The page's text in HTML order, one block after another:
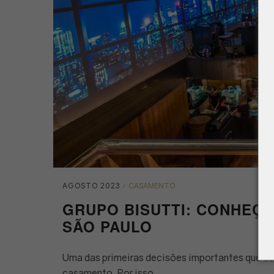
Posted
AGOSTO 2023
POSTED
CASAMENTO
GRUPO BISUTTI:
SÃO PAULO
Uma das primeiras decisões importantes que